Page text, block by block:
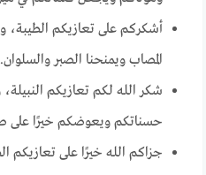
أشكركم على تعازيكم
المصاب ويمنحنا الصبر والسلوان.
شكر الله لكم تعازيكم
حسناتكم ويعوضكم خيرًا على
جزاكم الله خيرًا على تعازيكم